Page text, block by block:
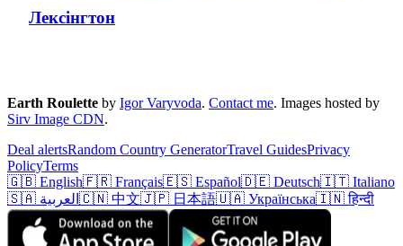
Лексінгтон
Earth Roulette by Igor Varyvoda. Contact me. Images hosted by
Sirv Image CDN.
Deal alertsRandom Country GeneratorTravel GuidesPrivacy
PolicyTerms
🇬🇧 English🇫🇷 Français🇪🇸 Español🇩🇪 Deutsch🇮🇹 Italiano
🇸🇦 العربية 🇨🇳 中文🇯🇵 日本語🇺🇦 Українська🇮🇳 हिन्दी